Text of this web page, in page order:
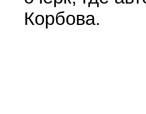
Корбова.